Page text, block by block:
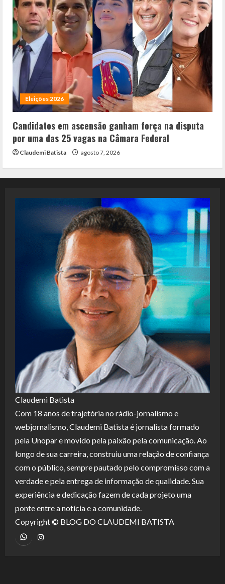
Eleições 2026
Candidatos em ascensão ganham força na disputa
por uma das 25 vagas na Câmara Federal
Claudemi Batista agosto 7, 2026
Claudemi Batista
Com 18 anos de trajetória no rádio-jornalismo e
webjornalismo, Claudemi Batista é jornalista formado
pela Unopar e movido pela paixão pela comunicação. Ao
longo de sua carreira, construiu uma relação de confiança
com o público, sempre pautado pelo compromisso com a
verdade e pela entrega de informação de qualidade. Sua
experiência e dedicação fazem de cada projeto uma
ponte entre a notícia e a comunidade.
Copyright © BLOG DO CLAUDEMI BATISTA
WhatsApp Instagram